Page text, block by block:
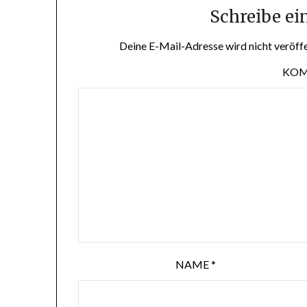
Schreibe
Deine E-Mail-Adresse wird nicht
NAME*